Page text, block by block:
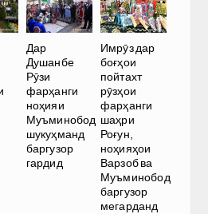
Дар
Душанбе
Рӯзи
фарҳанги
ноҳияи
Муъминобод
шукуҳманд
баргузор
гардид
Имрӯз дар
боғҳои
пойтахт
рӯзҳои
фарҳанги
шаҳри
Роғун,
ноҳияҳои
Варзоб ва
Муъминобод
баргузор
мегарданд